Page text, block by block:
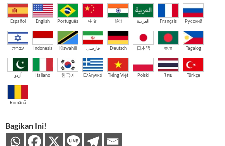
Español English Português 中文 हिंदी العربية Français Русский
עברית Indonesia Kiswahili فارسی Deutsch 日本語 বাংলা Tagalog
اُردو Italiano 한국어 Ελληνικά Tiếng Việt Polski ไทย Türkçe
Română
Bagikan Ini!